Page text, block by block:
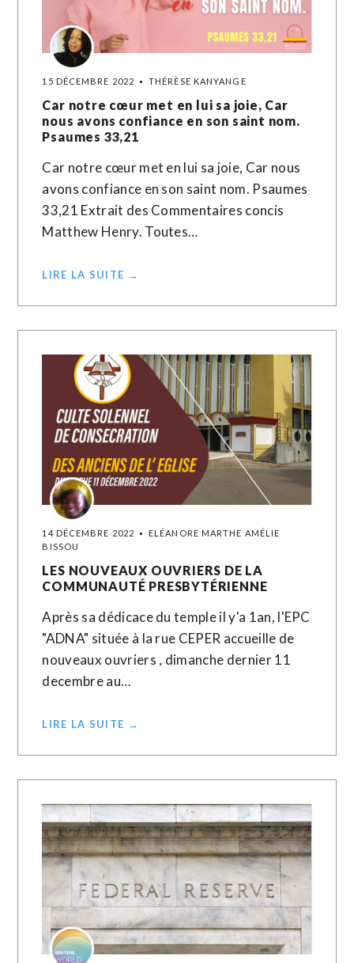
15 DÉCEMBRE 2022 THÉRÈSE KANYANGE
Car notre cœur met en lui sa joie, Car
nous avons confiance en son saint nom.
Psaumes 33,21
Car notre cœur met en lui sa joie, Car nous
avons confiance en son saint nom. Psaumes
33,21 Extrait des Commentaires concis
Matthew Henry. Toutes…
LIRE LA SUITE →
14 DÉCEMBRE 2022
ELÉANORE MARTHE AMÉLIE
BISSOU
LES NOUVEAUX OUVRIERS DE LA
COMMUNAUTÉ PRESBYTÉRIENNE
Après sa dédicace du temple il y'a 1an, l'EPC
"ADNA" située à la rue CEPER accueille de
nouveaux ouvriers , dimanche dernier 11
decembre au…
LIRE LA SUITE →